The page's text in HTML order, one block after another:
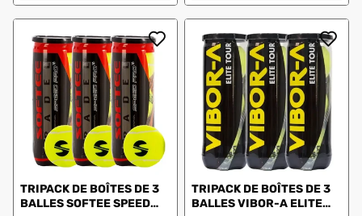
TRIPACK DE BOÎTES DE 3
BALLES SOFTEE SPEED
TRIPACK DE BOÎTES DE 3
BALLES VIBOR-A ELITE